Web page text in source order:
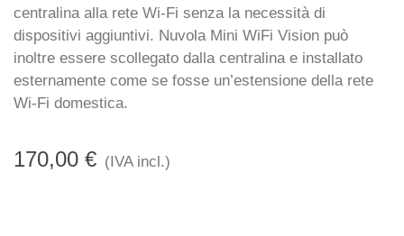
centralina alla rete Wi-Fi senza la necessità di
dispositivi aggiuntivi. Nuvola Mini WiFi Vision può
inoltre essere scollegato dalla centralina e installato
esternamente come se fosse un’estensione della rete
Wi-Fi domestica.
170,00 € (IVA incl.)